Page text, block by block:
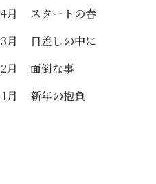
4月
スタートの春
3月
日差しの中に
2月
面倒な事
1月
新年の抱負